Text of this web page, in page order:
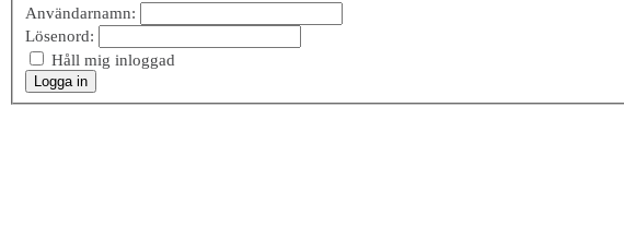
Användarnamn:
Lösenord:
Håll mig inloggad
Logga in